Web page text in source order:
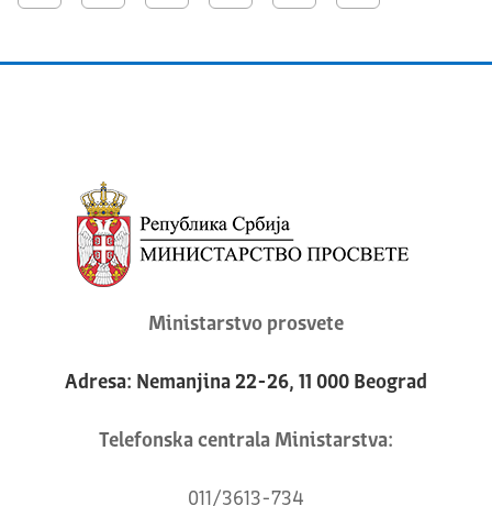
Ministarstvo prosvete
Adresa: Nemanjina 22-26, 11 000 Beograd
Telefonska centrala Ministarstva:
011/3613-734